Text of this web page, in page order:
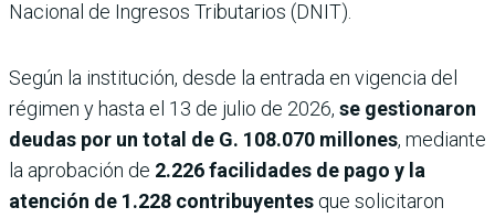
Nacional de Ingresos Tributarios (DNIT).
Según la institución, desde la entrada en vigencia del
régimen y hasta el 13 de julio de 2026, se gestionaron
deudas por un total de G. 108.070 millones, mediante
la aprobación de 2.226 facilidades de pago y la
atención de 1.228 contribuyentes que solicitaron